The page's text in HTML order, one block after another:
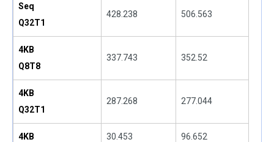
Seq
Q32T1
428.238 506.563
4KB
Q8T8
337.743 352.52
4KB
Q32T1
287.268 277.044
4KB 30.453 96.652